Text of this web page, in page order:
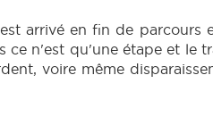
arrivé en fin de parcours
ce n'est qu'une étape et le
voire même